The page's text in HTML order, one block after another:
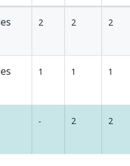
2 2 2
1 1 1
- 2 2